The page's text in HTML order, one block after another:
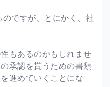
ですが、とにかく、社
もあるのかもしれませ
承認を貰うための書類
進めていくことにな